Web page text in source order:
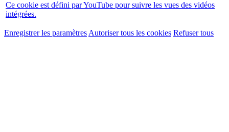
Ce cookie est défini par YouTube pour suivre les vues des vidéos
intégrées.
Enregistrer les paramètres Autoriser tous les cookies Refuser tous